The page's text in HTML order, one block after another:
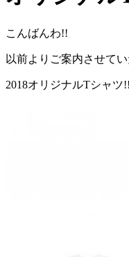
こんばんわ!!
以前よりご案内させて
2018オリジナルTシャツ!!